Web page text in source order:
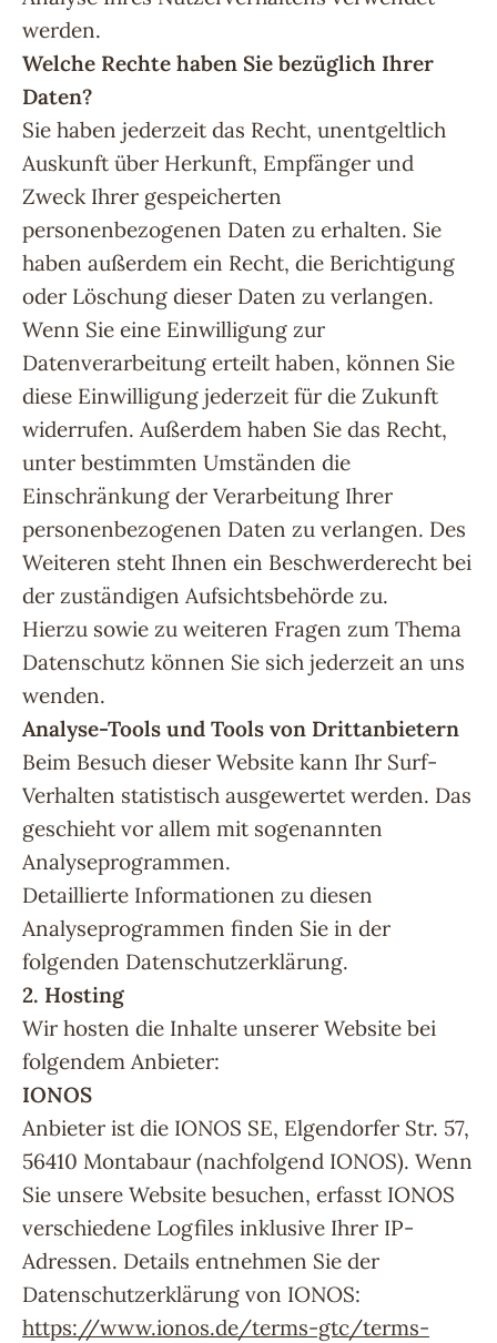
werden.
Welche Rechte haben Sie bezüglich Ihrer
Daten?
Sie haben jederzeit das Recht, unentgeltlich
Auskunft über Herkunft, Empfänger und
Zweck Ihrer gespeicherten
personenbezogenen Daten zu erhalten. Sie
haben außerdem ein Recht, die Berichtigung
oder Löschung dieser Daten zu verlangen.
Wenn Sie eine Einwilligung zur
Datenverarbeitung erteilt haben, können Sie
diese Einwilligung jederzeit für die Zukunft
widerrufen. Außerdem haben Sie das Recht,
unter bestimmten Umständen die
Einschränkung der Verarbeitung Ihrer
personenbezogenen Daten zu verlangen. Des
Weiteren steht Ihnen ein Beschwerderecht bei
der zuständigen Aufsichtsbehörde zu.
Hierzu sowie zu weiteren Fragen zum Thema
Datenschutz können Sie sich jederzeit an uns
wenden.
Analyse-Tools und Tools von Drittanbietern
Beim Besuch dieser Website kann Ihr Surf-
Verhalten statistisch ausgewertet werden. Das
geschieht vor allem mit sogenannten
Analyseprogrammen.
Detaillierte Informationen zu diesen
Analyseprogrammen finden Sie in der
folgenden Datenschutzerklärung.
2. Hosting
Wir hosten die Inhalte unserer Website bei
folgendem Anbieter:
IONOS
Anbieter ist die IONOS SE, Elgendorfer Str. 57,
56410 Montabaur (nachfolgend IONOS). Wenn
Sie unsere Website besuchen, erfasst IONOS
verschiedene Logfiles inklusive Ihrer IP-
Adressen. Details entnehmen Sie der
Datenschutzerklärung von IONOS:
https://www.ionos.de/terms-gtc/terms-